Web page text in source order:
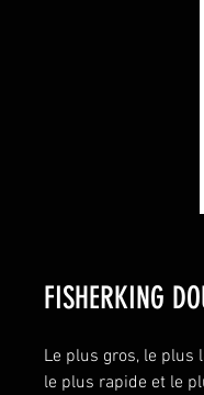
FISHERKING
Le plus gros, le plus
le plus rapide et le